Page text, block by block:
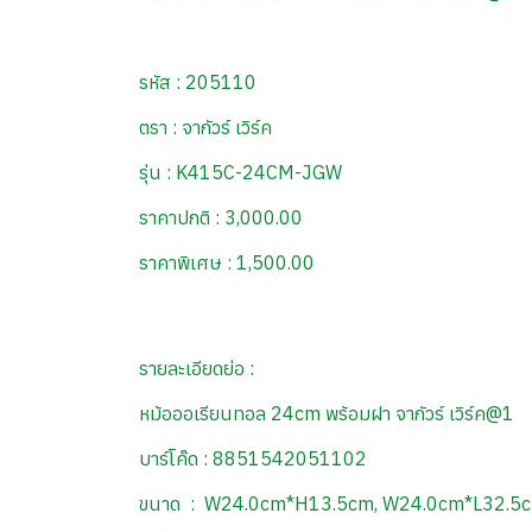
รหัส : 205110
ตรา : จากัวร์ เวิร์ค
รุ่น : K415C-24CM-JGW
ราคาปกติ : 3,000.00
ราคาพิเศษ : 1,500.00
รายละเอียดย่อ :
หม้อออเรียนทอล 24cm พร้อมฝา จากัวร์ เวิร์ค@1
บาร์โค๊ด : 8851542051102
ขนาด : W24.0cm*H13.5cm,